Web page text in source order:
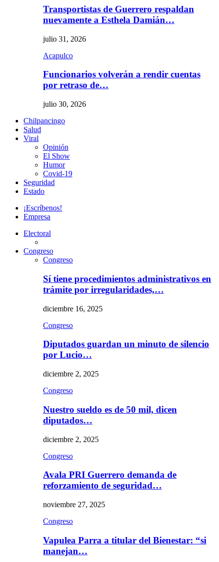
Transportistas de Guerrero respaldan
nuevamente a Esthela Damián…
julio 31, 2026
Acapulco
Funcionarios volverán a rendir cuentas
por retraso de…
julio 30, 2026
Chilpancingo
Salud
Viral
Opinión
El Show
Humor
Covid-19
Seguridad
Estado
¡Escríbenos!
Empresa
Electoral
Congreso
Congreso
Sí tiene procedimientos administrativos en
trámite por irregularidades,…
diciembre 16, 2025
Congreso
Diputados guardan un minuto de silencio
por Lucio…
diciembre 2, 2025
Congreso
Nuestro sueldo es de 50 mil, dicen
diputados…
diciembre 2, 2025
Congreso
Avala PRI Guerrero demanda de
reforzamiento de seguridad…
noviembre 27, 2025
Congreso
Vapulea Parra a titular del Bienestar: “si
manejan…